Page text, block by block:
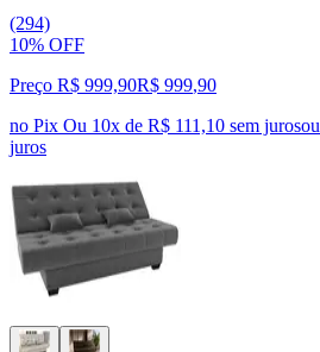
(294)
10% OFF
Preço R$ 999,90R$ 999,90
no Pix Ou 10x de R$ 111,10 sem jurosou
juros